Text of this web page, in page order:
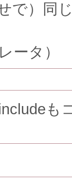
で）同
ータ）
も